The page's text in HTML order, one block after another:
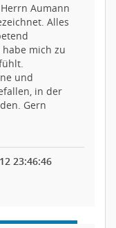
Aumann
Alles
mich zu
und
in der
Gern
23:46:46